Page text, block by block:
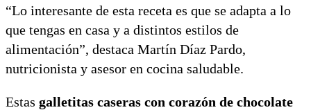
“Lo interesante de esta receta es que se adapta a lo
que tengas en casa y a distintos estilos de
alimentación”, destaca Martín Díaz Pardo,
nutricionista y asesor en cocina saludable.
Estas galletitas caseras con corazón de chocolate